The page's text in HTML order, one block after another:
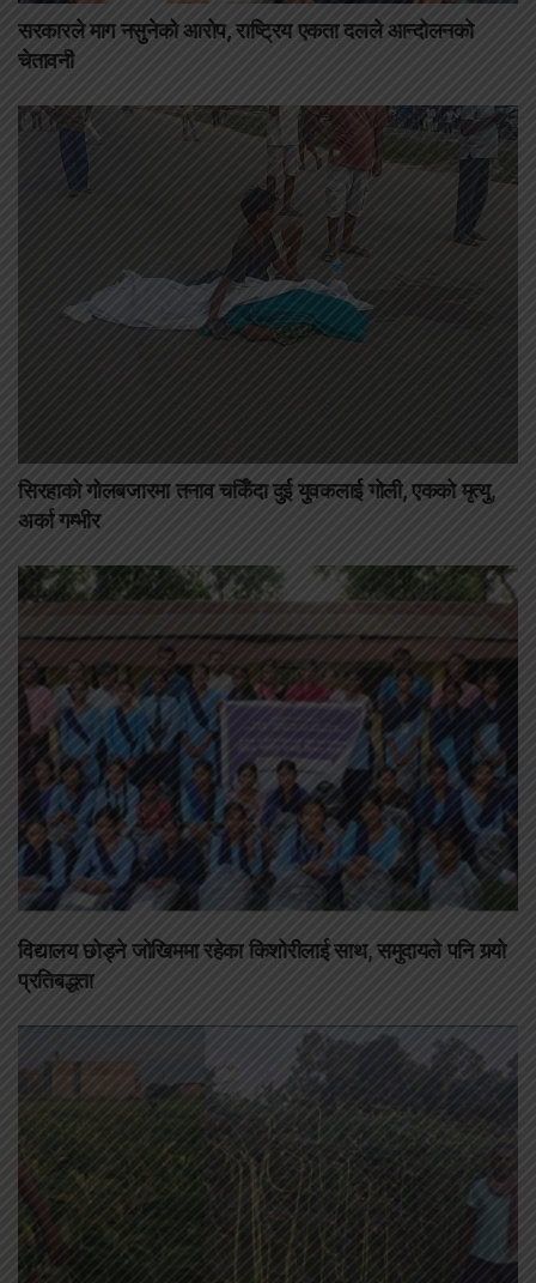
सरकारले माग नसुनेको आरोप, राष्ट्रिय एकता दलले आन्दोलनको
चेतावनी
सिरहाको गोलबजारमा तनाव चर्किँदा दुई युवकलाई गोली, एकको मृत्यु,
अर्का गम्भीर
विद्यालय छोड्ने जोखिममा रहेका किशोरीलाई साथ, समुदायले पनि गर्‍यो
प्रतिबद्धता